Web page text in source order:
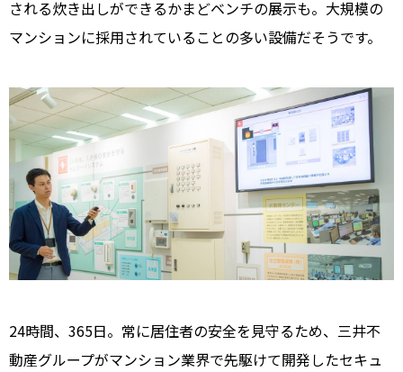
される炊き出しができるかまどベンチの展示も。大規模の
マンションに採用されていることの多い設備だそうです。
24時間、365日。常に居住者の安全を見守るため、三井不
動産グループがマンション業界で先駆けて開発したセキュ